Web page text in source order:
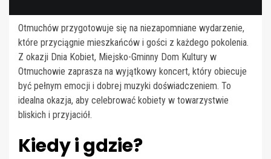
Otmuchów przygotowuje się na niezapomniane wydarzenie,
które przyciągnie mieszkańców i gości z każdego pokolenia.
Z okazji Dnia Kobiet, Miejsko-Gminny Dom Kultury w
Otmuchowie zaprasza na wyjątkowy koncert, który obiecuje
być pełnym emocji i dobrej muzyki doświadczeniem. To
idealna okazja, aby celebrować kobiety w towarzystwie
bliskich i przyjaciół.
Kiedy i gdzie?